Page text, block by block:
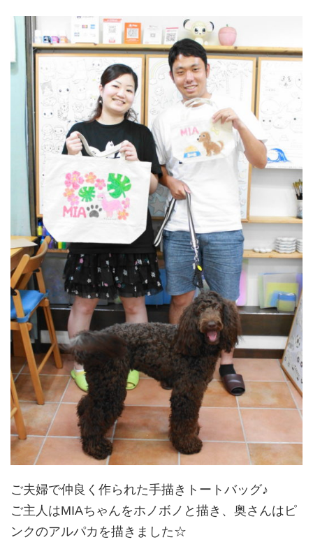
ご夫婦で仲良く作られた手描きトートバッグ♪
ご主人はMIAちゃんをホノボノと描き、奥さんはピ
ンクのアルパカを描きました☆